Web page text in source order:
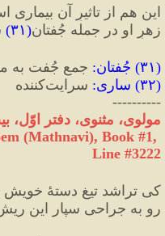
این هم از تاثیرِ آن بیماری
زهرِ او در جمله جُفتان(۳۱)
(۳۱) جُفتان: جمعِ جُفت به
(۳۲) ساری: سرایت‌کننده
----------
مولوی، مثنوی، دفتر اوّل، بیت
(Mathnavi), Book #1,
Line #3222
کی تراشد تیغ دستهٔ خویش
رو به جراحی سپار این